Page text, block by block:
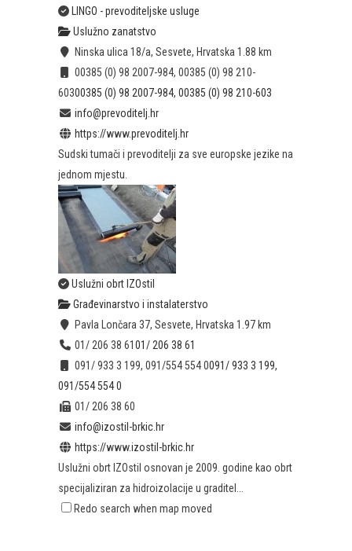
LINGO - prevoditeljske usluge
Uslužno zanatstvo
Ninska ulica 18/a, Sesvete, Hrvatska 1.88 km
00385 (0) 98 2007-984, 00385 (0) 98 210-
60300385 (0) 98 2007-984, 00385 (0) 98 210-603
info@prevoditelj.hr
https://www.prevoditelj.hr
Sudski tumači i prevoditelji za sve europske jezike na
jednom mjestu.
Uslužni obrt IZOstil
Građevinarstvo i instalaterstvo
Pavla Lončara 37, Sesvete, Hrvatska 1.97 km
01/ 206 38 6101/ 206 38 61
091/ 933 3 199, 091/554 554 0091/ 933 3 199,
091/554 554 0
01/ 206 38 60
info@izostil-brkic.hr
https://www.izostil-brkic.hr
Uslužni obrt IZOstil osnovan je 2009. godine kao obrt
specijaliziran za hidroizolacije u graditel...
Redo search when map moved